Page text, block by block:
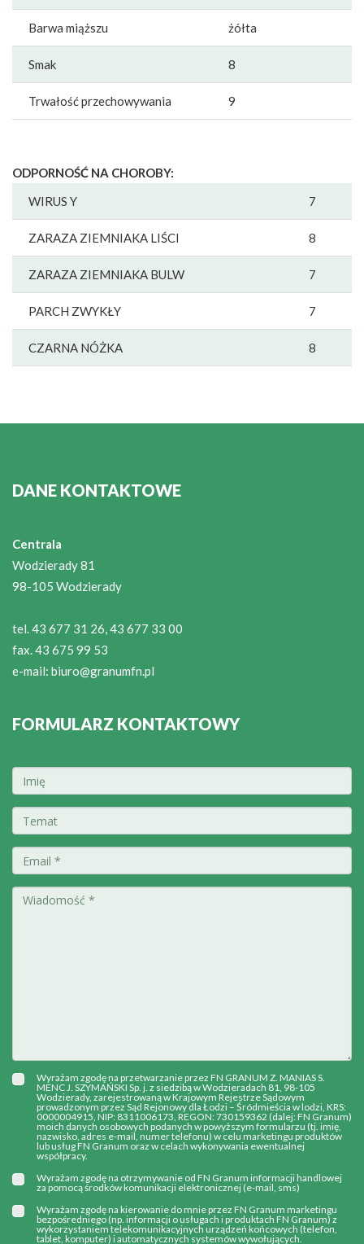
Barwa miąższu żółta
Smak 8
Trwałość przechowywania 9
ODPORNOŚĆ NA CHOROBY:
WIRUS Y
7
ZARAZA ZIEMNIAKA LIŚCI 8
ZARAZA ZIEMNIAKA BULW 7
PARCH ZWYKŁY 7
CZARNA NÓŻKA 8
DANE KONTAKTOWE
Centrala
Wodzierady 81
98-105 Wodzierady
tel. 43 677 31 26, 43 677 33 00
fax. 43 675 99 53
e-mail: biuro@granumfn.pl
FORMULARZ KONTAKTOWY
Wyrażam zgodę na przetwarzanie przez FN GRANUM Z. MANIAS S.
MENC J. SZYMAŃSKI Sp. j. z siedzibą w Wodzieradach 81, 98-105
Wodzierady, zarejestrowaną w Krajowym Rejestrze Sądowym
prowadzonym przez Sąd Rejonowy dla Łodzi – Śródmieścia w lodzi, KRS:
0000004915, NIP: 8311006173, REGON: 730159362 (dalej: FN Granum)
moich danych osobowych podanych w powyższym formularzu (tj. imię,
nazwisko, adres e-mail, numer telefonu) w celu marketingu produktów
lub usług FN Granum oraz w celach wykonywania ewentualnej
współpracy.
Wyrażam zgodę na otrzymywanie od FN Granum informacji handlowej
za pomocą środków komunikacji elektronicznej (e-mail, sms)
Wyrażam zgodę na kierowanie do mnie przez FN Granum marketingu
bezpośredniego (np. informacji o usługach i produktach FN Granum) z
wykorzystaniem telekomunikacyjnych urządzeń końcowych (telefon,
tablet, komputer) i automatycznych systemów wywołujących.